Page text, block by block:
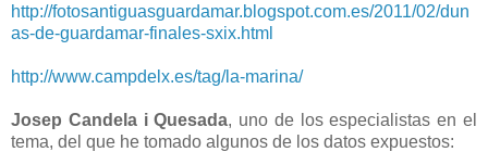
http://fotosantiguasguardamar.blogspot.com.es/2011/02/dun
as-de-guardamar-finales-sxix.html
http://www.campdelx.es/tag/la-marina/
Josep Candela i Quesada, uno de los especialistas en el
tema, del que he tomado algunos de los datos expuestos: